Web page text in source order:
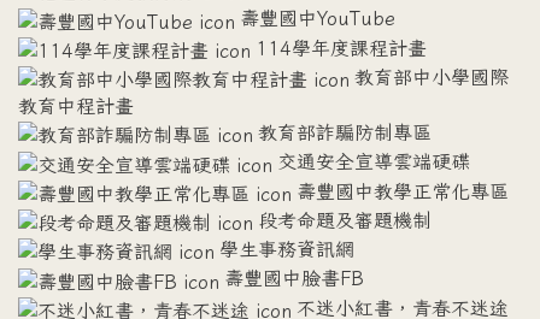
壽豐國中YouTube
114學年度課程計畫
教育部中小學國際
教育中程計畫
教育部詐騙防制專區
交通安全宣導雲端硬碟
壽豐國中教學正常化專區
段考命題及審題機制
學生事務資訊網
壽豐國中臉書FB
不迷小紅書，青春不迷途